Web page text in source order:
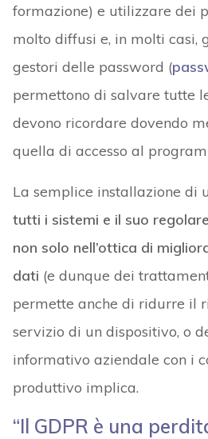
formazione) e utilizzare dei
molto diffusi e, in molti casi,
gestori delle password (
permettono di salvare tutte
devono ricordare dovendo
quella di accesso al
La semplice installazione di
tutti i sistemi e il suo
non solo nell’ottica di
dati (e dunque dei
permette anche di ridurre il
servizio di un dispositivo, o
informativo aziendale con i
produttivo implica.
“Il GDPR è una